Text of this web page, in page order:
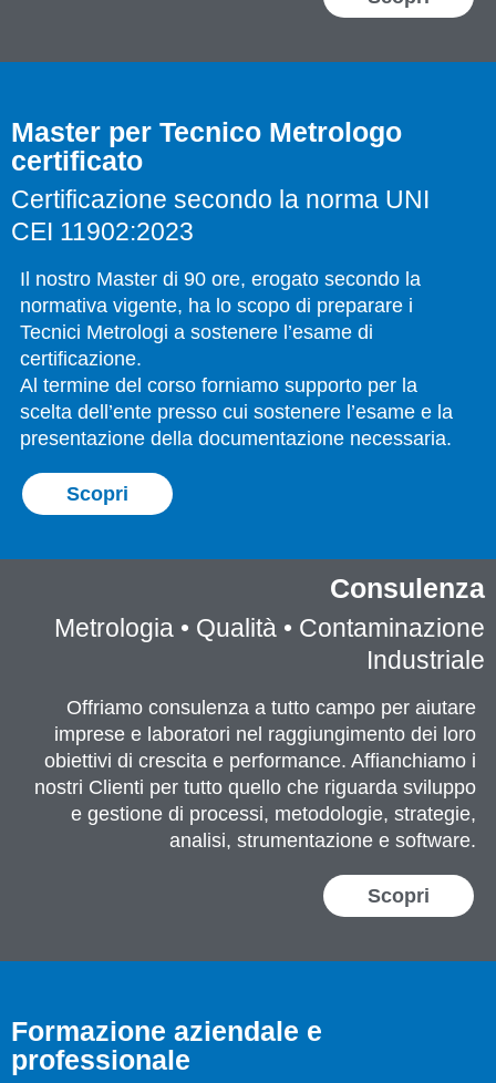
Master per Tecnico Metrologo
certificato
Certificazione secondo la norma UNI
CEI 11902:2023
Il nostro Master di 90 ore, erogato secondo la
normativa vigente, ha lo scopo di preparare i
Tecnici Metrologi a sostenere l’esame di
certificazione.
Al termine del corso forniamo supporto per la
scelta dell’ente presso cui sostenere l’esame e la
presentazione della documentazione necessaria.
Scopri
Consulenza
Metrologia • Qualità • Contaminazione
Industriale
Offriamo consulenza a tutto campo per aiutare
imprese e laboratori nel raggiungimento dei loro
obiettivi di crescita e performance. Affianchiamo i
nostri Clienti per tutto quello che riguarda sviluppo
e gestione di processi, metodologie, strategie,
analisi, strumentazione e software.
Scopri
Formazione aziendale e
professionale